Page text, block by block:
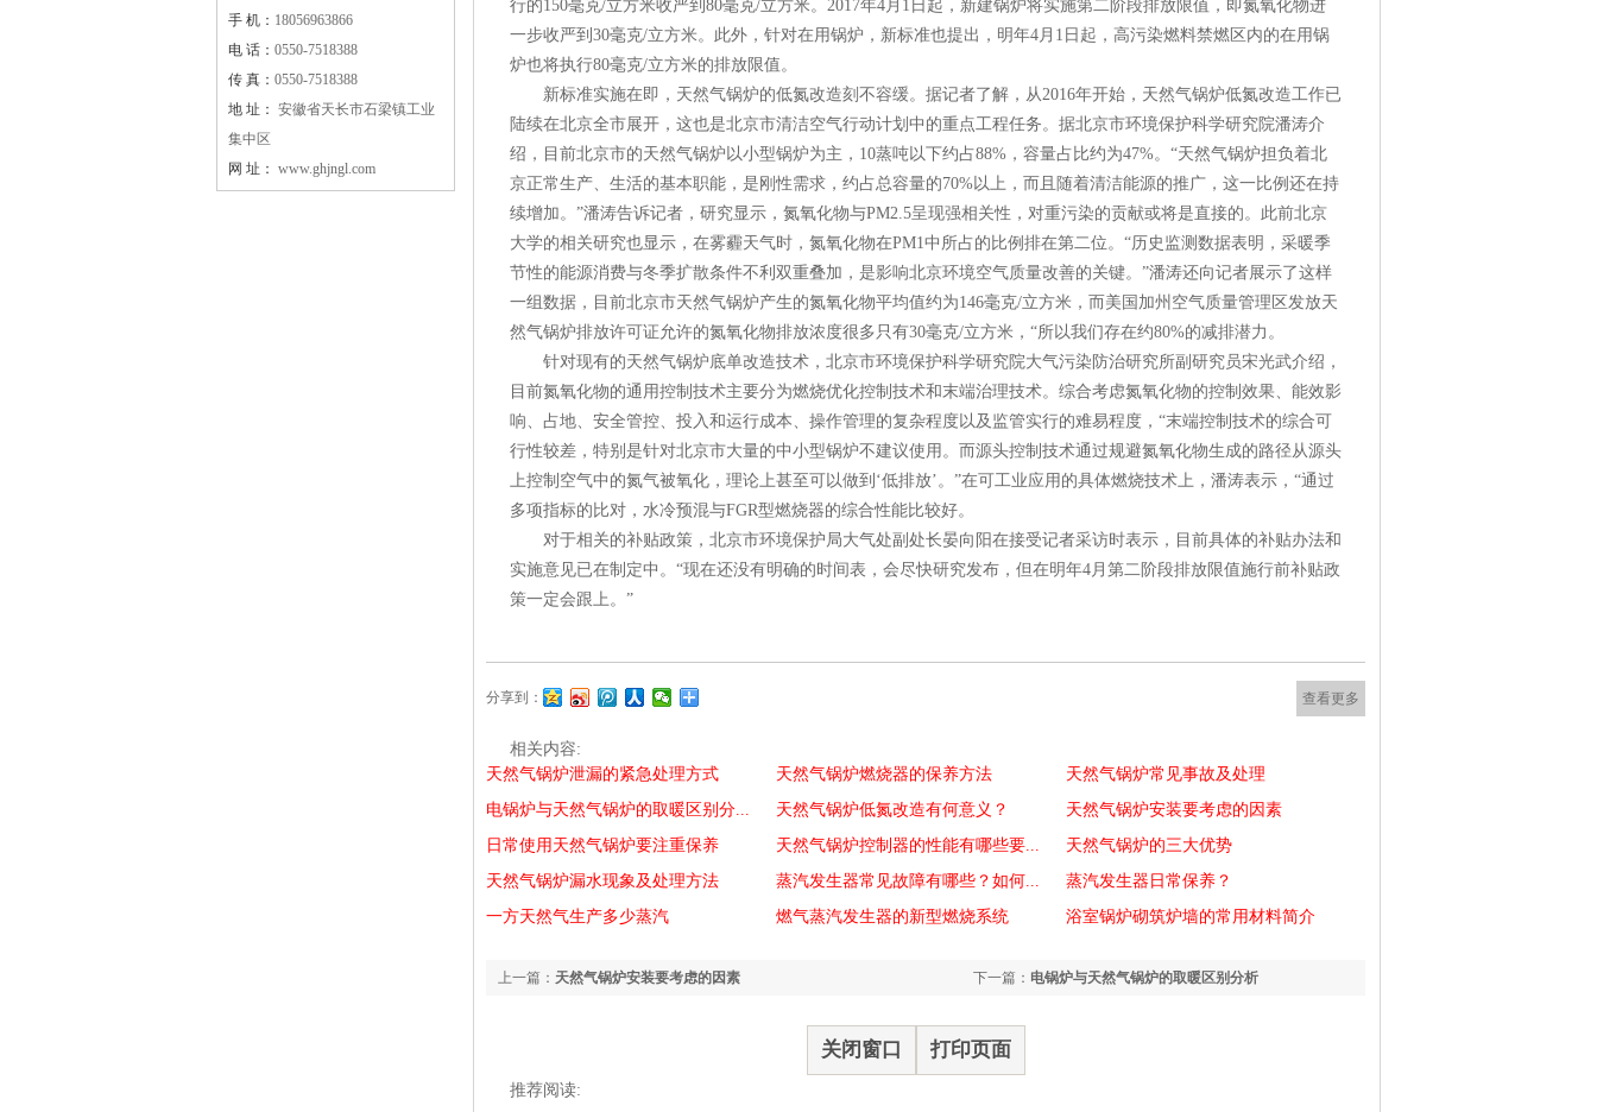
手 机： 18056963866
电 话： 0550-7518388
传 真： 0550-7518388
地 址： 安徽省天长市石梁镇工业
集中区
网 址： www.ghjngl.com
行的150毫克/立方米收严到80毫克/立方米。2017年4月1日起，新建锅炉将实施第二阶段排放限值，即氮氧化物进
一步收严到30毫克/立方米。此外，针对在用锅炉，新标准也提出，明年4月1日起，高污染燃料禁燃区内的在用锅
炉也将执行80毫克/立方米的排放限值。
新标准实施在即，天然气锅炉的低氮改造刻不容缓。据记者了解，从2016年开始，天然气锅炉低氮改造工作已
陆续在北京全市展开，这也是北京市清洁空气行动计划中的重点工程任务。据北京市环境保护科学研究院潘涛介
绍，目前北京市的天然气锅炉以小型锅炉为主，10蒸吨以下约占88%，容量占比约为47%。“天然气锅炉担负着北
京正常生产、生活的基本职能，是刚性需求，约占总容量的70%以上，而且随着清洁能源的推广，这一比例还在持
续增加。”潘涛告诉记者，研究显示，氮氧化物与PM2.5呈现强相关性，对重污染的贡献或将是直接的。此前北京
大学的相关研究也显示，在雾霾天气时，氮氧化物在PM1中所占的比例排在第二位。“历史监测数据表明，采暖季
节性的能源消费与冬季扩散条件不利双重叠加，是影响北京环境空气质量改善的关键。”潘涛还向记者展示了这样
一组数据，目前北京市天然气锅炉产生的氮氧化物平均值约为146毫克/立方米，而美国加州空气质量管理区发放天
然气锅炉排放许可证允许的氮氧化物排放浓度很多只有30毫克/立方米，“所以我们存在约80%的减排潜力。
针对现有的天然气锅炉底单改造技术，北京市环境保护科学研究院大气污染防治研究所副研究员宋光武介绍，
目前氮氧化物的通用控制技术主要分为燃烧优化控制技术和末端治理技术。综合考虑氮氧化物的控制效果、能效影
响、占地、安全管控、投入和运行成本、操作管理的复杂程度以及监管实行的难易程度，“末端控制技术的综合可
行性较差，特别是针对北京市大量的中小型锅炉不建议使用。而源头控制技术通过规避氮氧化物生成的路径从源头
上控制空气中的氮气被氧化，理论上甚至可以做到‘低排放’。”在可工业应用的具体燃烧技术上，潘涛表示，“通过
多项指标的比对，水冷预混与FGR型燃烧器的综合性能比较好。
对于相关的补贴政策，北京市环境保护局大气处副处长晏向阳在接受记者采访时表示，目前具体的补贴办法和
实施意见已在制定中。“现在还没有明确的时间表，会尽快研究发布，但在明年4月第二阶段排放限值施行前补贴政
策一定会跟上。”
查看更多
分享到：
相关内容:
天然气锅炉泄漏的紧急处理方式
天然气锅炉燃烧器的保养方法
天然气锅炉常见事故及处理
电锅炉与天然气锅炉的取暖区别分...
天然气锅炉低氮改造有何意义？
天然气锅炉安装要考虑的因素
日常使用天然气锅炉要注重保养
天然气锅炉控制器的性能有哪些要...
天然气锅炉的三大优势
天然气锅炉漏水现象及处理方法
蒸汽发生器常见故障有哪些？如何...
蒸汽发生器日常保养？
一方天然气生产多少蒸汽
燃气蒸汽发生器的新型燃烧系统 浴室锅炉砌筑炉墙的常用材料简介
下一篇： 电锅炉与天然气锅炉的取暖区别分析
上一篇： 天然气锅炉安装要考虑的因素
关闭窗口 打印页面
推荐阅读: